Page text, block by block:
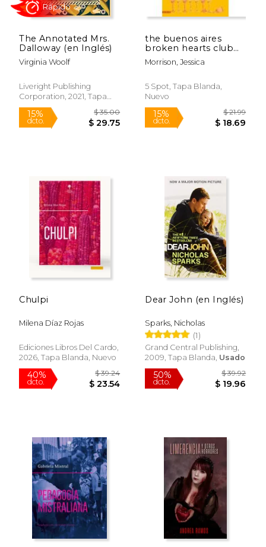
The Annotated Mrs.
Dalloway (en Inglés)
Virginia Woolf
Liveright Publishing
Corporation, 2021, Tapa
Dura, Nuevo
15%
dcto.
$ 35.00
$ 29.75
the buenos aires
broken hearts club
(en Inglés)
Morrison, Jessica
5 Spot, Tapa Blanda,
Nuevo
15%
dcto.
Chulpi
Milena Díaz Rojas
Ediciones Libros Del Cardo,
2026, Tapa Blanda, Nuevo
Dear John (en Inglés)
Sparks, Nicholas
(1)
Grand Central Publishing,
2009, Tapa Blanda, Usado